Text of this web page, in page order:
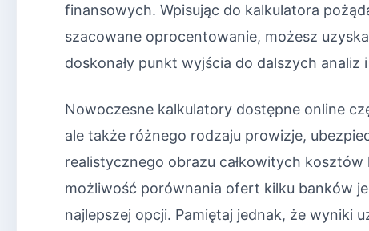
finansowych. Wpisując do kalkulatora
szacowane oprocentowanie, możesz
doskonały punkt wyjścia do dalszych
Nowoczesne kalkulatory dostępne online
ale także różnego rodzaju prowizje,
realistycznego obrazu całkowitych
możliwość porównania ofert kilku banków
najlepszej opcji. Pamiętaj jednak, że wyniki